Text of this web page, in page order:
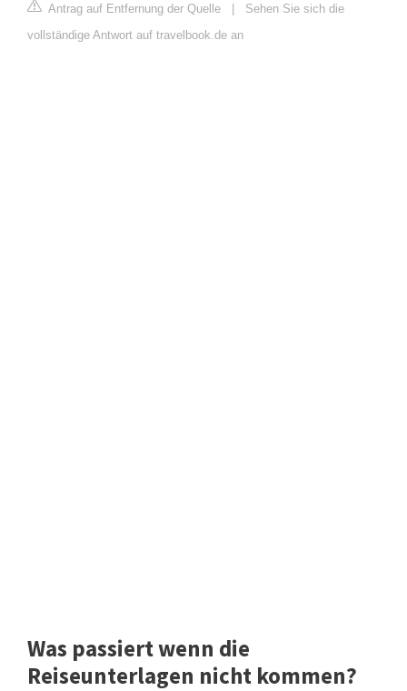
Antrag auf Entfernung der Quelle | Sehen Sie sich die
vollständige Antwort auf travelbook.de an
Was passiert wenn die
Reiseunterlagen nicht kommen?